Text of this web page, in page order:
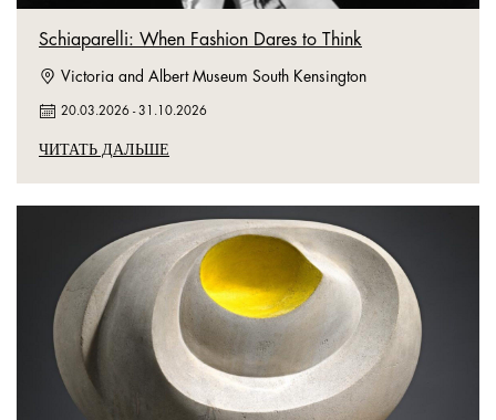
Schiaparelli: When Fashion Dares to Think
Victoria and Albert Museum South Kensington
20.03.2026 -31.10.2026
ЧИТАТЬ ДАЛЬШЕ